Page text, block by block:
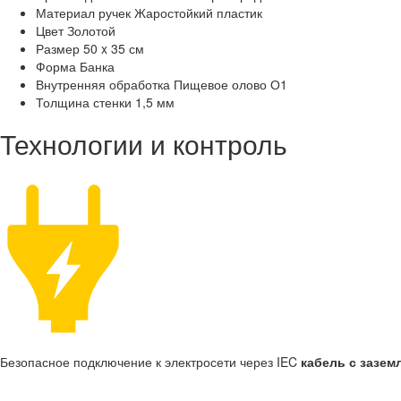
Материал ручек Жаростойкий пластик
Цвет Золотой
Размер 50 x 35 см
Форма Банка
Внутренняя обработка Пищевое олово О1
Толщина стенки 1,5 мм
Технологии и контроль
Безопасное подключение к электросети через IEC кабель с